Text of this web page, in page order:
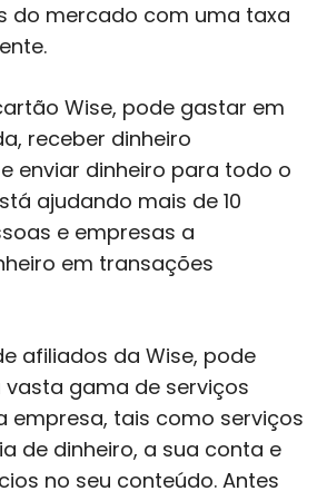
do mercado com uma taxa
Wise, pode gastar em
receber dinheiro
enviar dinheiro para todo o
ajudando mais de 10
e empresas a
em transações
afiliados da Wise, pode
gama de serviços
empresa, tais como serviços
de dinheiro, a sua conta e
no seu conteúdo. Antes